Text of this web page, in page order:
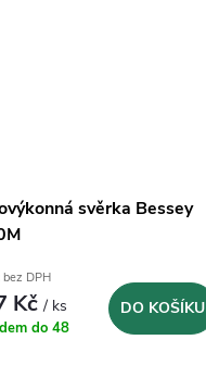
svěrka Bessey
DPH
Kč/ ks
do 48
DO KOŠÍKU